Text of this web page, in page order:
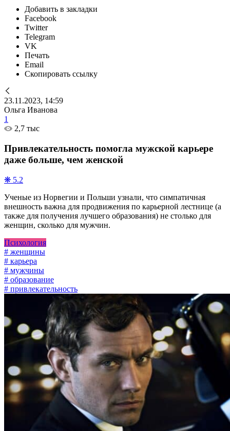
Добавить в закладки
Facebook
Twitter
Telegram
VK
Печать
Email
Скопировать ссылку
23.11.2023, 14:59
Ольга Иванова
1
2,7 тыс
Привлекательность помогла мужской карьере
даже больше, чем женской
❋ 5.2
Ученые из Норвегии и Польши узнали, что симпатичная
внешность важна для продвижения по карьерной лестнице (а
также для получения лучшего образования) не столько для
женщин, сколько для мужчин.
Психология
# женщины
# карьера
# мужчины
# образование
# привлекательность